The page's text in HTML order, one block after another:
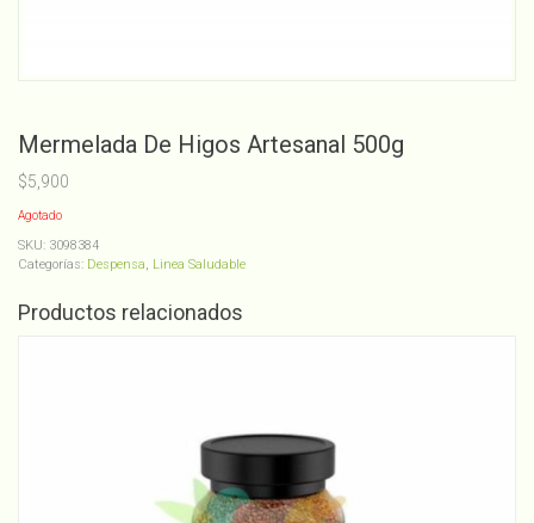
Mermelada De Higos Artesanal 500g
$5,900
Agotado
SKU: 3098384
Categorías: Despensa, Linea Saludable
Productos relacionados